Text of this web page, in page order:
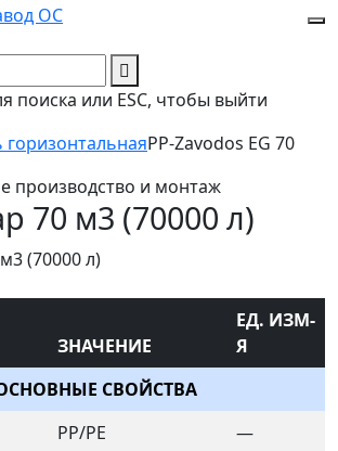
поиска или ESC, чтобы выйти
горизонтальнаяPP-Zavodos EG 70
производство и монтаж
70 м3 (70000 л)
ЗНАЧЕНИЕ
ЕД. ИЗМ-
Я
СВОЙСТВА
PP/PE
—